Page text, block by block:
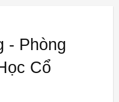
- Phòng
Cổ